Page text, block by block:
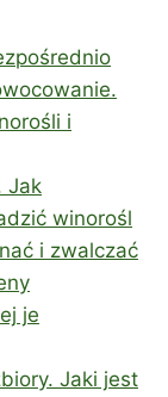
i
Jak
winorośl
i zwalczać
je
Jaki jest